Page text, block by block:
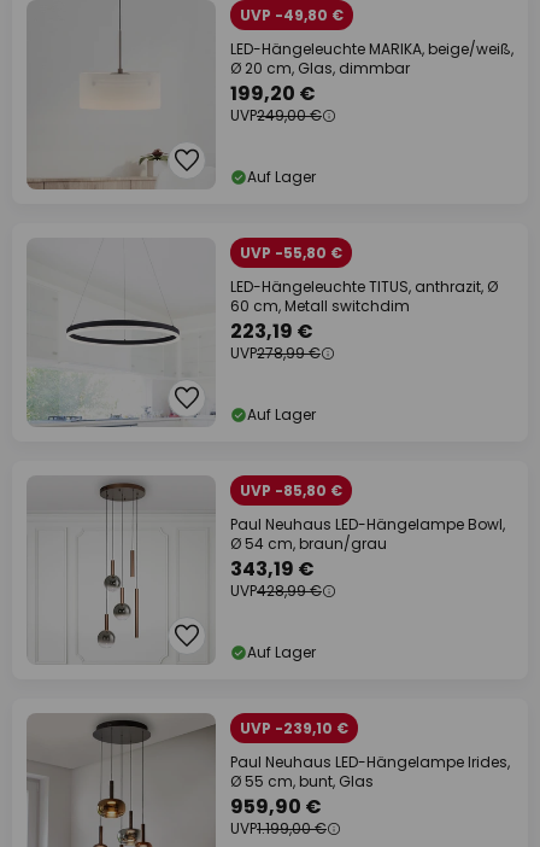
UVP -49,80 €
LED-Hängeleuchte MARIKA, beige/weiß,
Ø 20 cm, Glas, dimmbar
199,20 €
UVP249,00 €
Auf Lager
UVP -55,80 €
LED-Hängeleuchte TITUS, anthrazit, Ø
60 cm, Metall switchdim
223,19 €
UVP278,99 €
Auf Lager
UVP -85,80 €
Paul Neuhaus LED-Hängelampe Bowl,
Ø 54 cm, braun/grau
343,19 €
UVP428,99 €
Auf Lager
UVP -239,10 €
Paul Neuhaus LED-Hängelampe Irides,
Ø 55 cm, bunt, Glas
959,90 €
UVP1.199,00 €